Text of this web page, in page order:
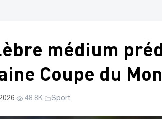
médium
Coupe du
· 48.8K· Sport